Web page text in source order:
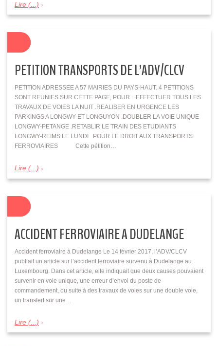
Lire (...)
PETITION TRANSPORTS DE L’ADV/CLCV
PETITION ADRESSEE A 57 MAIRIES DU PAYS-HAUT. 4 PETITIONS
SONT REUNIES SUR CETTE PAGE, POUR : .EFFECTUER TOUS LES
TRAVAUX DE VOIES LA NUIT .REALISER EN URGENCE LES
PARKINGS A LONGWY ET LONGUYON .DOUBLER LA VOIE UNIQUE
LONGWY-PETANGE .RETABLIR LE TRAIN DES ETUDIANTS
LONGWY-REIMS LE LUNDI POUR LE DROIT AUX TRANSPORTS
FERROVIAIRES Cette pétition…
Lire (...)
ACCIDENT FERROVIAIRE A DUDELANGE
Accident ferroviaire à Dudelange Le 14 février 2017, l’ADV/CLCV
publiait un article sur l’accident ferroviaire survenu à Dudelange au
Luxembourg. Dans cet article, elle indiquait que deux causes pouvaient
survenir en voie unique, une erreur d’envoi du poste de
commandement, ou suite à des travaux de voies sur une double voie,
un transfert sur une…
Lire (...)